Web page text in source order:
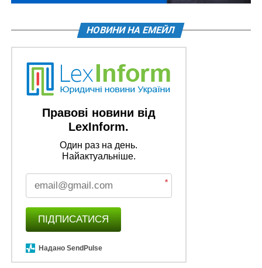
НОВИНИ НА ЕМЕЙЛ
Правові новини від
LexInform.
Один раз на день.
Найактуальніше.
*
ПІДПИСАТИСЯ
Надано SendPulse